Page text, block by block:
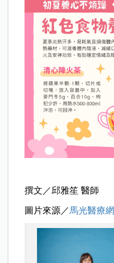
撰文／邱雅笙 醫師
圖片來源／馬光醫療網